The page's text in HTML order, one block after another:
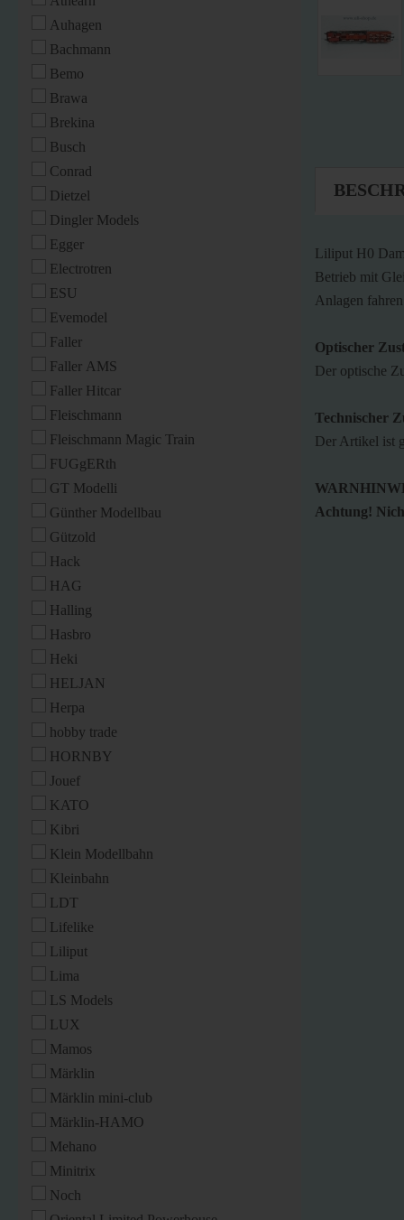
Liliput H0
Betrieb mit
Anlagen
Optischer
Der optische
Technischer
Der Artikel ist
Achtung!
Auhagen
Bachmann
Bemo
Brawa
Brekina
Busch
Conrad
Dietzel
Dingler Models
Egger
Electrotren
ESU
Evemodel
Faller
Faller AMS
Faller Hitcar
Fleischmann
Fleischmann Magic Train
FUGgERth
GT Modelli
Günther Modellbau
Gützold
Hack
HAG
Halling
Hasbro
Heki
HELJAN
Herpa
hobby trade
HORNBY
Jouef
KATO
Kibri
Klein Modellbahn
Kleinbahn
LDT
Lifelike
Liliput
Lima
LS Models
LUX
Mamos
Märklin
Märklin mini-club
Märklin-HAMO
Mehano
Minitrix
Noch